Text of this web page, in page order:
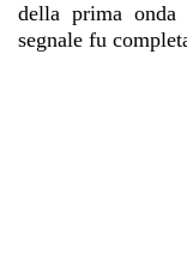
della prima
segnale fu